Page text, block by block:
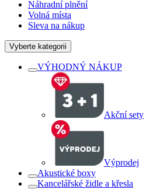
Náhradní plnění
Volná místa
Sleva na nákup
Vyberte kategorii
VÝHODNÝ NÁKUP
Akční sety
Výprodej
Akustické boxy
Kancelářské židle a křesla